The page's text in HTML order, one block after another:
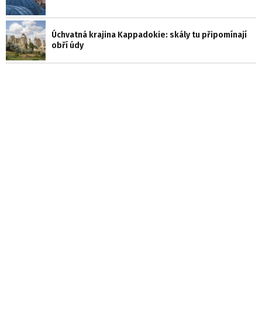
Úchvatná krajina Kappadokie: skály tu připomínají
obří údy